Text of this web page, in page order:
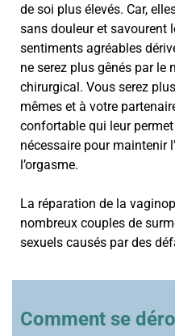
de soi plus élevés. Car,
sans douleur et savourent
sentiments agréables
ne serez plus gênés par le
chirurgical. Vous serez
mêmes et à votre
confortable qui leur
nécessaire pour maintenir
l’orgasme.
La réparation de la
nombreux couples de
sexuels causés par des
Comment se